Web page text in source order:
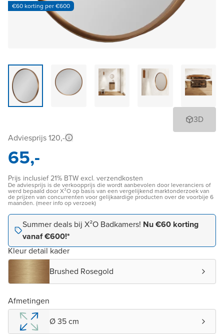
€60 korting per €600
3D
Adviesprijs 120,-
65,-
Prijs inclusief 21% BTW excl. verzendkosten
De adviesprijs is de verkoopprijs die wordt aanbevolen door leveranciers of
werd bepaald door X²O op basis van een vergelijkend marktonderzoek van
de prijzen van concurrenten voor gelijkaardige producten over de voorbije 6
maanden. (meer info op verzoek)
Summer deals bij X²O Badkamers! Nu €60 korting
vanaf €600!*
Kleur detail kader
Brushed Rosegold
Afmetingen
Ø 35 cm